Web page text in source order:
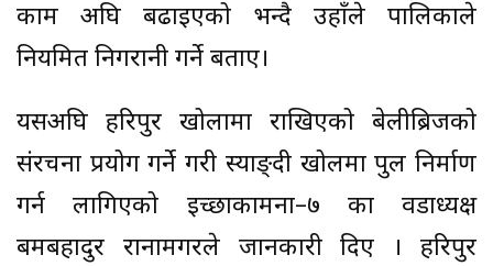
काम अघि बढाइएको भन्दै उहाँले पालिकाले
नियमित निगरानी गर्ने बताए।
यसअघि हरिपुर खोलामा राखिएको बेलीब्रिजको
संरचना प्रयोग गर्ने गरी स्याङ्दी खोलमा पुल निर्माण
गर्न लागिएको इच्छाकामना–७ का वडाध्यक्ष
बमबहादुर रानामगरले जानकारी दिए । हरिपुर